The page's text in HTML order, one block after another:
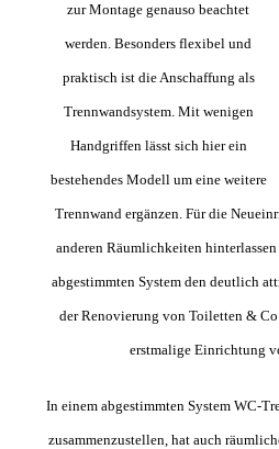
zur Montage genauso beachtet
werden. Besonders flexibel und
praktisch ist die Anschaffung als
Trennwandsystem. Mit wenigen
Handgriffen lässt sich hier ein
bestehendes Modell um eine weitere
Trennwand ergänzen. Für die
anderen Räumlichkeiten
abgestimmten System den deutlich
der Renovierung von Toiletten &
erstmalige Einrichtung
In einem abgestimmten System WC-
zusammenzustellen, hat auch